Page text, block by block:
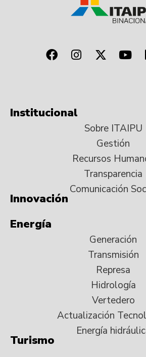
Institucional
Sobre ITAIPU
Gestión
Recursos
Transparencia
Comunicación
Innovación
Energía
Generación
Transmisión
Represa
Hidrología
Vertedero
Actualización
Energía
Turismo